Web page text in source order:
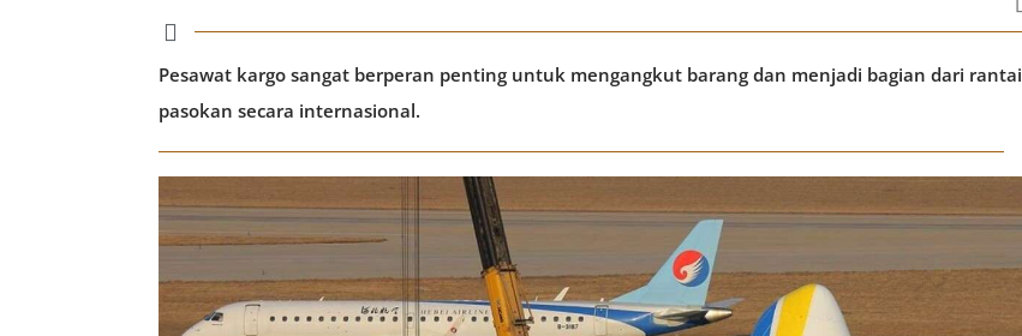
Pesawat kargo sangat berperan penting untuk mengangkut barang dan menjadi bagian dari rantai
pasokan secara internasional.